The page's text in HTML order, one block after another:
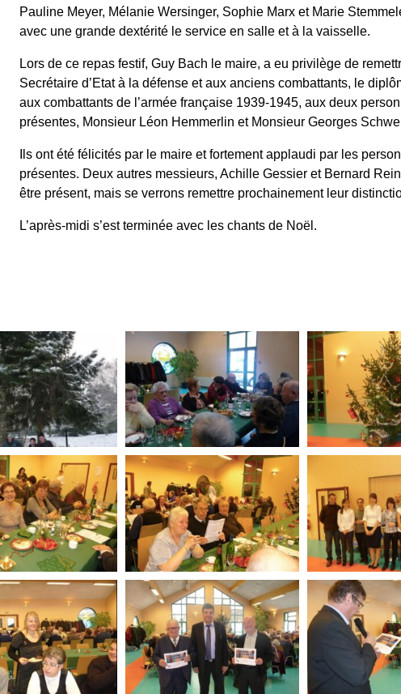
Pauline Meyer, Mélanie Wersinger, Sophie Marx et Marie
avec une grande dextérité le service en salle et à la vaisselle.
Lors de ce repas festif, Guy Bach le maire, a eu privilège de
Secrétaire d’Etat à la défense et aux anciens combattants, le
aux combattants de l’armée française 1939-1945, aux deux
présentes, Monsieur Léon Hemmerlin et Monsieur Georges
Ils ont été félicités par le maire et fortement applaudi par les
présentes. Deux autres messieurs, Achille Gessier et Bernard
être présent, mais se verrons remettre prochainement leur
L’après-midi s’est terminée avec les chants de Noël.